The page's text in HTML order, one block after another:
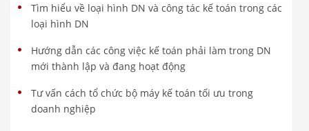
Tìm hiểu về loại hình DN và công tác kế toán trong các
loại hình DN
Hướng dẫn các công việc kế toán phải làm trong DN
mới thành lập và đang hoạt động
Tư vấn cách tổ chức bộ máy kế toán tối ưu trong
doanh nghiệp